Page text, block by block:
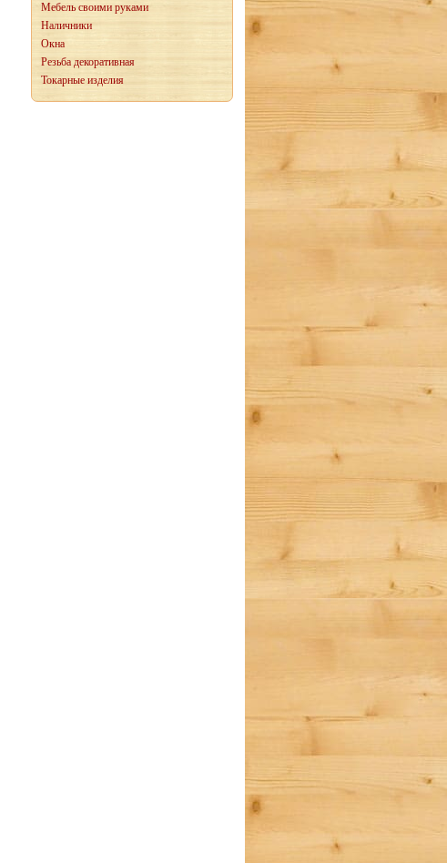
Мебель своими руками
Наличники
Окна
Резьба декоративная
Токарные изделия